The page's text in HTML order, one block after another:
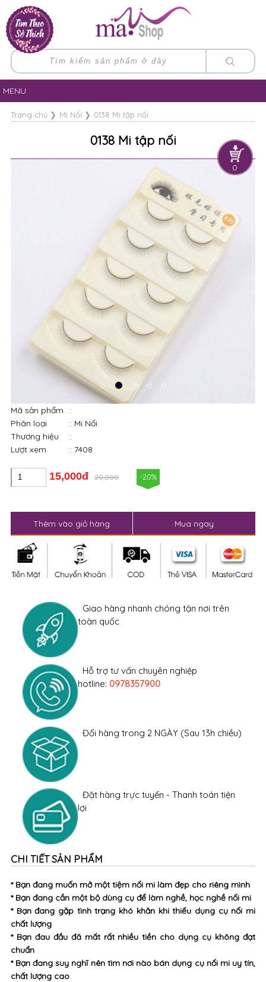
0
MENU
Trang chủ❯ Mi Nối ❯ 0138 Mi tập nối
0138 Mi tập nối
Mã sản phẩm
:
Phân loại
: Mi Nối
Thương hiệu
:
Lượt xem
: 7408
15,000đ 20,000 -20%
Thêm vào giỏ hàng Mua ngay
Giao hàng nhanh chóng tận nơi trên
toàn quốc
Hỗ trợ tư vấn chuyên nghiệp
hotline: 0978357900
Đổi hàng trong 2 NGÀY (Sau 13h chiều)
Đặt hàng trực tuyến - Thanh toán tiện
lợi
CHI TIẾT SẢN PHẨM
* Bạn đang muốn mở một tiệm nối mi làm đẹp cho riêng mình
* Bạn đang cần một bộ dùng cụ để làm nghề, học nghề nối mi
* Bạn đang gặp tình trạng khó khăn khi thiếu dụng cụ nối mi
chất lượng
* Bạn đau đầu đã mất rất nhiều tiền cho dụng cụ không đạt
chuẩn
* Bạn đang suy nghĩ nên tìm nơi nào bán dụng cụ nối mi uy tín,
chất lượng cao